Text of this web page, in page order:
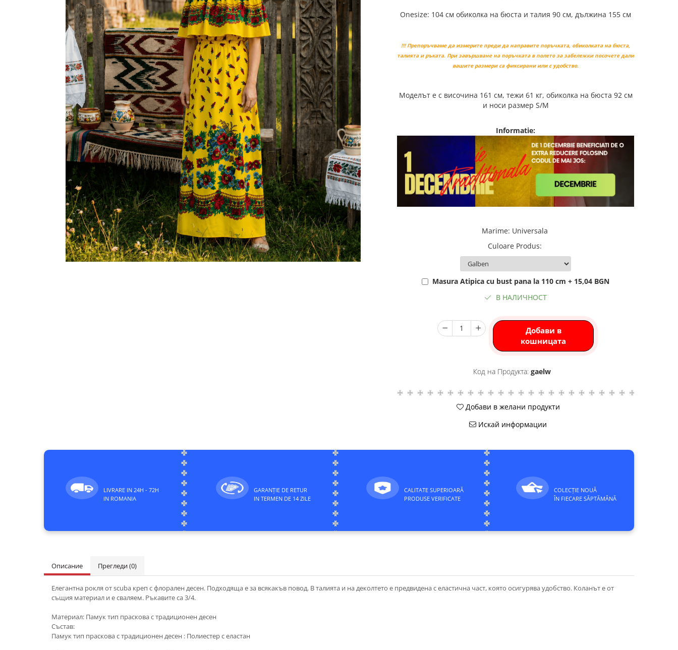
Дамски панталони
Дамски пуловери
Дамски спортни комплекти
Дамски тениски
Onesize: 104 см обиколка на бюста и талия 90 см, дължина 155 см
!!! Препоръчваме да измерите преди да направите поръчката, обиколката на бюста,
талията и ръката. При завършване на поръчката в полето за забележки посочете дали
вашите размери са фиксирани или с удобство.
Моделът е с височина 161 см, тежи 61 кг, обиколка на бюста 92 см
и носи размер S/M
Informatie:
Marime: Universala
Culoare Produs:
Masura Atipica cu bust pana la 110 cm + 15,04 BGN
В НАЛИЧНОСТ
Добави в
кошницата
Код на Продукта: gaelw
Добави в желани продукти
Искай информации
LIVRARE IN 24H - 72H
IN ROMANIA
GARANȚIE DE RETUR
IN TERMEN DE 14 ZILE
CALITATE SUPERIOARĂ
PRODUSE VERIFICATE
COLECȚIE NOUĂ
ÎN FIECARE SĂPTĂMÂNĂ
Описание Прегледи(0)
Елегантна рокля от scuba креп с флорален десен. Подходяща е за всякакъв повод. В талията и на деколтето е предвидена с еластична част, която осигурява удобство. Коланът е от
същия материал и е сваляем. Ръкавите са 3/4.
Материал: Памук тип праскова с традиционен десен
Състав:
Памук тип праскова с традиционен десен : Полиестер с еластан